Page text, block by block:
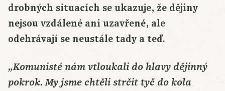
drobných situacích se ukazuje, že dějiny
nejsou vzdálené ani uzavřené, ale
odehrávají se neustále tady a teď.
„Komunisté nám vtloukali do hlavy dějinný
pokrok. My jsme chtěli strčit tyč do kola